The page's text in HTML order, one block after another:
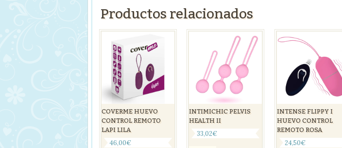
Productos relacionados
COVERME HUEVO
CONTROL REMOTO
LAPI LILA
46,00€
INTIMICHIC PELVIS
HEALTH II
33,02€
INTENSE FLIPPY I
HUEVO CONTROL
REMOTO ROSA
24,50€